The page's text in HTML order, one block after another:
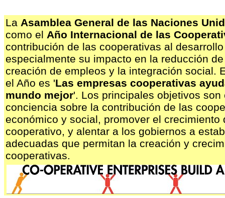
La Asamblea General de las Naciones
como el Año Internacional de las
contribución de las cooperativas al
especialmente su impacto en la reducción
creación de empleos y la integración social.
el Año es 'Las empresas cooperativas
mundo mejor'. Los principales objetivos son
conciencia sobre la contribución de las
económico y social, promover el crecimiento
cooperativo, y alentar a los gobiernos a
adecuadas que permitan la creación y
cooperativas.